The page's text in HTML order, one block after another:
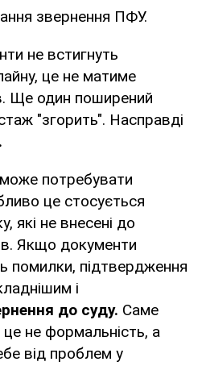
звернення ПФУ.
не встигнуть
це не матиме
Ще один поширений
"згорить". Насправді
потребувати
це стосується
які не внесені до
Якщо документи
помилки, підтвердження
і
до суду. Саме
не формальність, а
від проблем у